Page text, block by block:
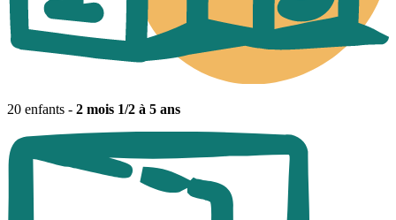
20 enfants - 2 mois 1/2 à 5 ans